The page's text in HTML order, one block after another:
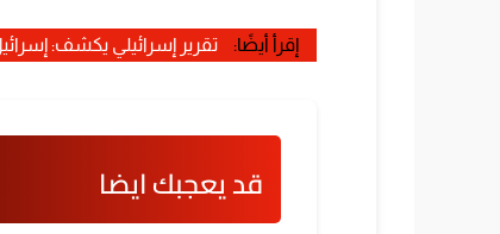
إقرأ أيضًا: تقرير إسرائيلي يكشف:
قد يعجبك ايضا